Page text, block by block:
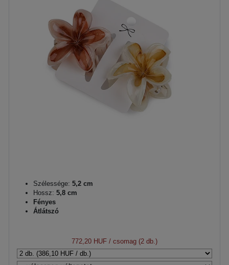
Szélessége: 5,2 cm
Hossz: 5,8 cm
Fényes
Átlátszó
772,20 HUF / csomag (2 db.)